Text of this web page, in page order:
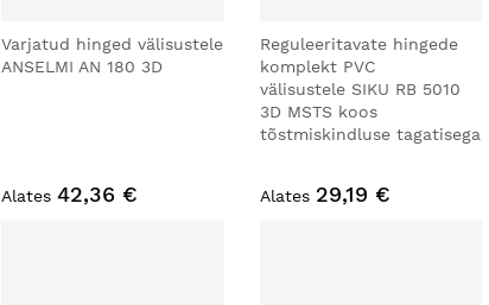
Varjatud hinged välisustele
ANSELMI AN 180 3D
Alates 42,36 €
Reguleeritavate hingede
komplekt PVC
välisustele SIKU RB 5010
3D MSTS koos
tõstmiskindluse tagatisega
Alates 29,19 €